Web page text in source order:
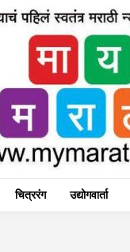
चित्ररंग उद्योगवार्ता